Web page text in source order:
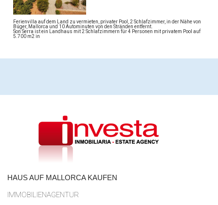
Ferienvilla auf dem Land zu vermieten, privater Pool, 2 Schlafzimmer, in der Nähe von
Búger, Mallorca und 10 Autominuten von den Stränden entfernt.
Son Serra ist ein Landhaus mit 2 Schlafzimmern für 4 Personen mit privatem Pool auf
5.700 m2 in
HAUS AUF MALLORCA KAUFEN
IMMOBILIENAGENTUR